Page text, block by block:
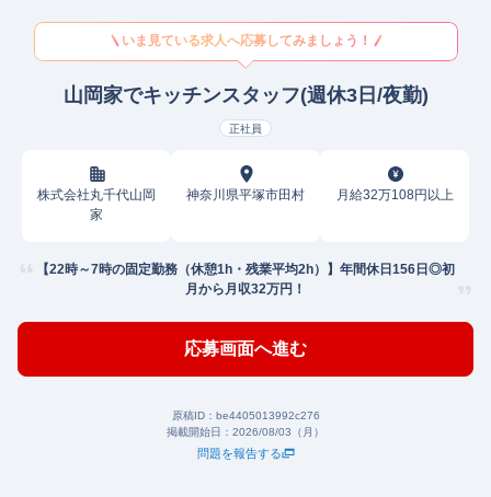
いま見ている求人へ応募してみましょう！
山岡家でキッチンスタッフ(週休3日/夜勤)
正社員
株式会社丸千代山岡
家
神奈川県平塚市田村 月給32万108円以上
【22時～7時の固定勤務（休憩1h・残業平均2h）】年間休日156日◎初
月から月収32万円！
応募画面へ進む
原稿ID： be4405013992c276
掲載開始日： 2026/08/03（月）
問題を報告する